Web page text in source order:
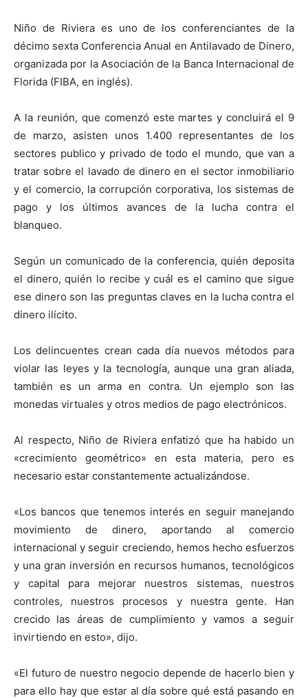
Niño de Riviera es uno de los conferenciantes de la
décimo sexta Conferencia Anual en Antilavado de Dinero,
organizada por la Asociación de la Banca Internacional de
Florida (FIBA, en inglés).
A la reunión, que comenzó este martes y concluirá el 9
de marzo, asisten unos 1.400 representantes de los
sectores publico y privado de todo el mundo, que van a
tratar sobre el lavado de dinero en el sector inmobiliario
y el comercio, la corrupción corporativa, los sistemas de
pago y los últimos avances de la lucha contra el
blanqueo.
Según un comunicado de la conferencia, quién deposita
el dinero, quién lo recibe y cuál es el camino que sigue
ese dinero son las preguntas claves en la lucha contra el
dinero ilícito.
Los delincuentes crean cada día nuevos métodos para
violar las leyes y la tecnología, aunque una gran aliada,
también es un arma en contra. Un ejemplo son las
monedas virtuales y otros medios de pago electrónicos.
Al respecto, Niño de Riviera enfatizó que ha habido un
«crecimiento geométrico» en esta materia, pero es
necesario estar constantemente actualizándose.
«Los bancos que tenemos interés en seguir manejando
movimiento de dinero, aportando al comercio
internacional y seguir creciendo, hemos hecho esfuerzos
y una gran inversión en recursos humanos, tecnológicos
y capital para mejorar nuestros sistemas, nuestros
controles, nuestros procesos y nuestra gente. Han
crecido las áreas de cumplimiento y vamos a seguir
invirtiendo en esto», dijo.
«El futuro de nuestro negocio depende de hacerlo bien y
para ello hay que estar al día sobre qué está pasando en